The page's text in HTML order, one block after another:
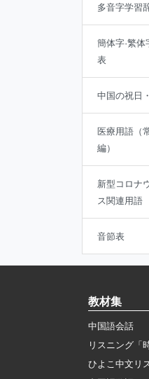
多音字学習
簡体字·繁体
表
中国の祝日
医療用語（
編）
新型コロナ
ス関連用語
音節表
教材集
中国語会話
リスニング「
ひよこ中文リ